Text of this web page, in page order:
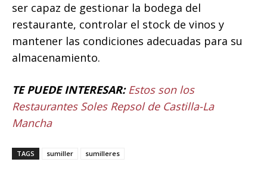
ser capaz de gestionar la bodega del
restaurante, controlar el stock de vinos y
mantener las condiciones adecuadas para su
almacenamiento.
TE PUEDE INTERESAR: Estos son los
Restaurantes Soles Repsol de Castilla-La
Mancha
TAGS sumiller sumilleres